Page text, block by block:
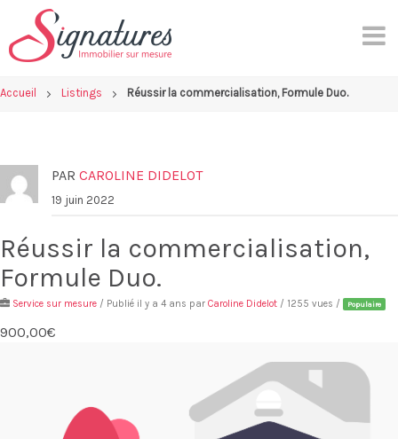
content
Accueil Listings Réussir la commercialisation, Formule Duo.
PAR CAROLINE DIDELOT
19 juin 2022
Réussir la commercialisation,
Formule Duo.
Service sur mesure / Publié il y a 4 ans par Caroline Didelot / 1255 vues / Populaire
900,00€